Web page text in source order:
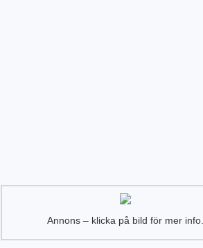
Annons – klicka på bild för mer info.